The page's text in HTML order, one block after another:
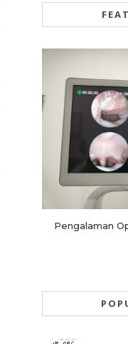
Pengalaman